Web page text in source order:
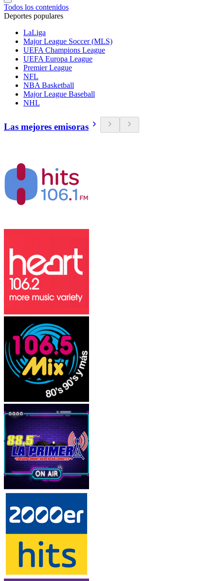
Todos los contenidos
Deportes populares
LaLiga
Major League Soccer (MLS)
UEFA Champions League
UEFA Europa League
Premier League
NFL
NBA Basketball
Major League Baseball
NHL
Las mejores emisoras